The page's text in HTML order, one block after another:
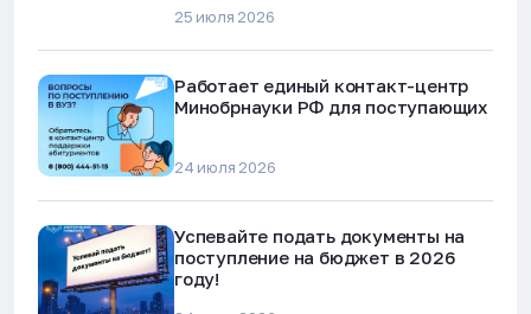
25 июля 2026
Работает единый контакт-центр
Минобрнауки РФ для поступающих
24 июля 2026
Успевайте подать документы на
поступление на бюджет в 2026
году!